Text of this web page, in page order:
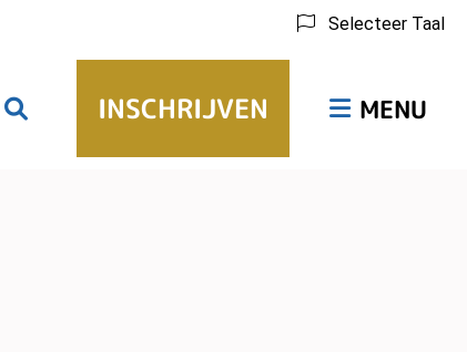
Selecteer Taal
Hoofdmenu
MENU
ZoekenINSCHRIJVEN